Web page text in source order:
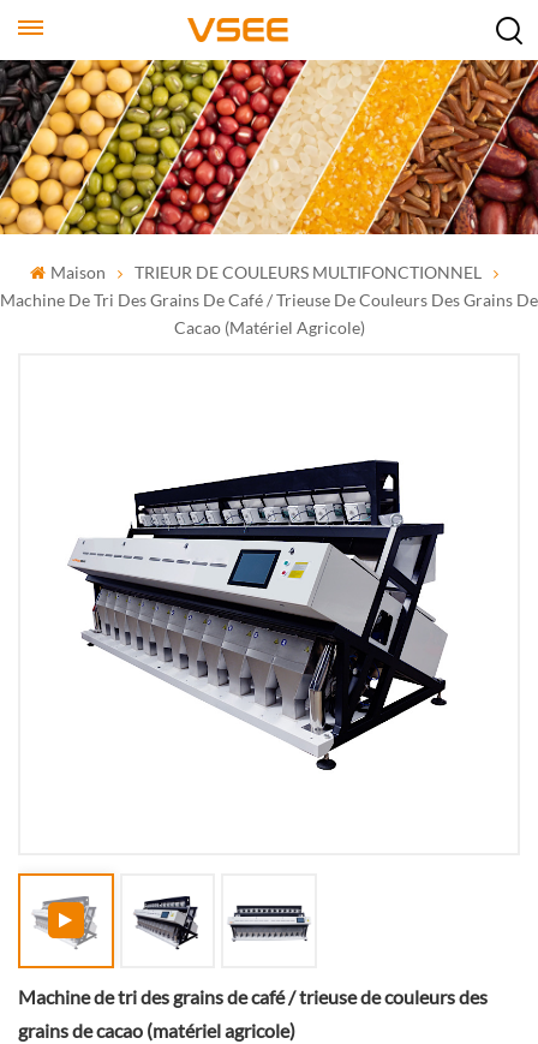
Maison
TRIEUR DE COULEURS MULTIFONCTIONNEL
Machine De Tri Des Grains De Café / Trieuse De Couleurs Des Grains De
Cacao (matériel Agricole)
Machine de tri des grains de café / trieuse de couleurs des
grains de cacao (matériel agricole)